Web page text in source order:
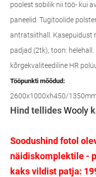
poolest sobilik nii töö- kui
paneelid. Tugitoolide
antratsiithall. Kasepuidust
padjad (2tk), toon: helehall.
kõrgekvaliteediline HR
Tööpunkti mõõdud:
2600x1000xh450/
Hind tellidesWooly
Soodushind fotol
näidiskomplektile -
kaks vildist patja: